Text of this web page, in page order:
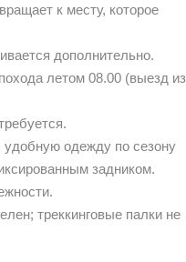
к месту, которое
дополнительно.
летом 08.00 (выезд из
удобную одежду по сезону
задником.
треккинговые палки не